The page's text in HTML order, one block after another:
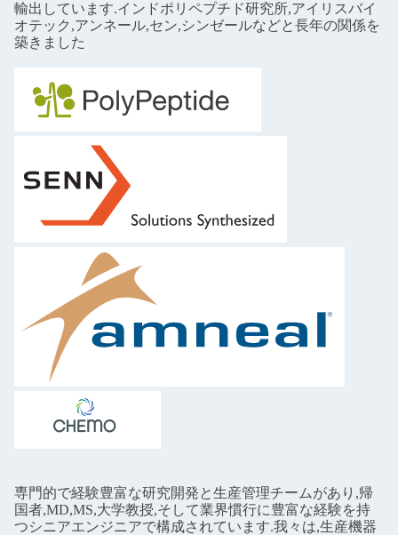
輸出しています.インドポリペプチド研究所,アイリスバイ
オテック,アンネール,セン,シンゼールなどと長年の関係を
築きました
専門的で経験豊富な研究開発と生産管理チームがあり,帰
国者,MD,MS,大学教授,そして業界慣行に豊富な経験を持
つシニアエンジニアで構成されています.我々は,生産機器